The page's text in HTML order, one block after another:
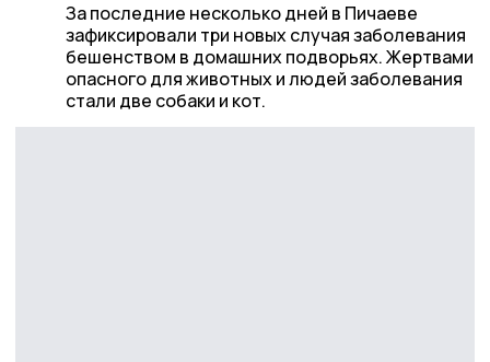
За последние несколько дней в Пичаеве
зафиксировали три новых случая заболевания
бешенством в домашних подворьях. Жертвами
опасного для животных и людей заболевания
стали две собаки и кот.